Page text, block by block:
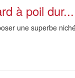
à poil dur...
une superbe